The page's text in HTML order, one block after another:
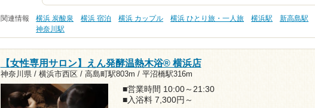
関連情報 横浜 炭酸泉 横浜 宿泊 横浜 カップル 横浜 ひとり旅・一人旅 横浜駅 新高島駅
神奈川駅
【女性専用サロン】えん発酵温熱木浴® 横浜店
神奈川県 / 横浜市西区 / 高島町駅803m / 平沼橋駅316m
■営業時間 10:00～21:30
■入浴料 7,300円～